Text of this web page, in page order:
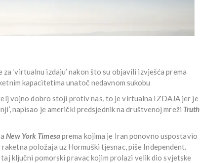
‘virtualnu izdaju’ nakon što su objavili izvješća prema
kapacitetima unatoč nedavnom sukobu
vojno dobro stoji protiv nas, to je virtualna IZDAJA jer je
napisao je američki predsjednik na društvenoj mreži Truth
New York Timesaprema kojima je Iran ponovno uspostavio
položaja uz Hormuški tjesnac, piše Independent.
ključni pomorski pravac kojim prolazi velik dio svjetske